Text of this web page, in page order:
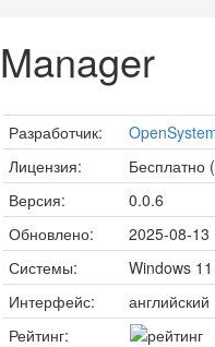
Разработчик:
Лицензия:
Бесплатно
Версия:
0.0.6
Обновлено:
2025-08-13
Системы:
Windows
Интерфейс:
английский
Рейтинг: